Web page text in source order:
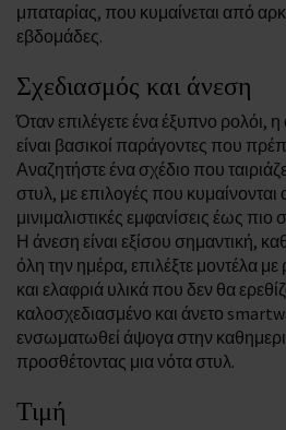
μπαταρίας, που κυμαίνεται από
εβδομάδες.
Σχεδιασμός και άνεση
Όταν επιλέγετε ένα έξυπνο ρολόι,
είναι βασικοί παράγοντες που
Αναζητήστε ένα σχέδιο που
στυλ, με επιλογές που
μινιμαλιστικές εμφανίσεις έως
Η άνεση είναι εξίσου σημαντική,
όλη την ημέρα, επιλέξτε μοντέλα με
και ελαφριά υλικά που δεν θα
καλοσχεδιασμένο και άνετο
ενσωματωθεί άψογα στην
προσθέτοντας μια νότα στυλ.
Τιμή